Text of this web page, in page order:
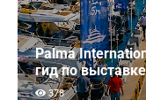
Palma
гид по
378